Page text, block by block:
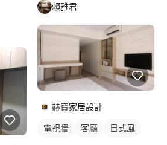
賴雅君
赫寶家居設計
電視牆 客廳 日式風